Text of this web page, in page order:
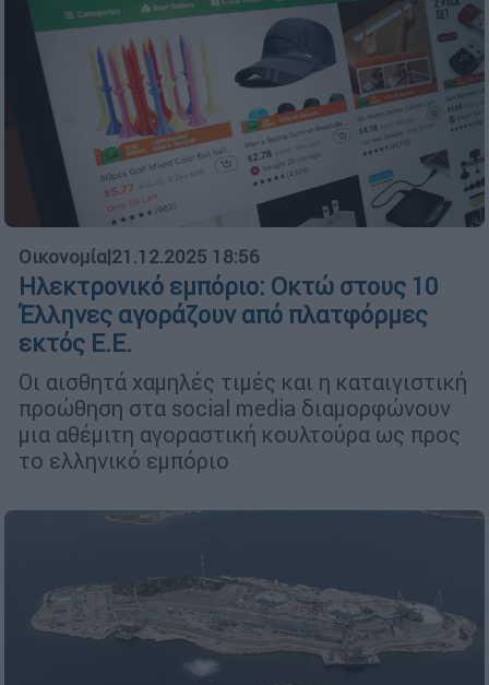
Οικονομία|21.12.2025 18:56
Ηλεκτρονικό εμπόριο: Οκτώ στους 10
Έλληνες αγοράζουν από πλατφόρμες
εκτός Ε.Ε.
Οι αισθητά χαμηλές τιμές και η καταιγιστική
προώθηση στα social media διαμορφώνουν
μια αθέμιτη αγοραστική κουλτούρα ως προς
το ελληνικό εμπόριο